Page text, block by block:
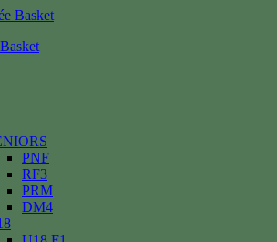
PNF
RF3
PRM
DM4